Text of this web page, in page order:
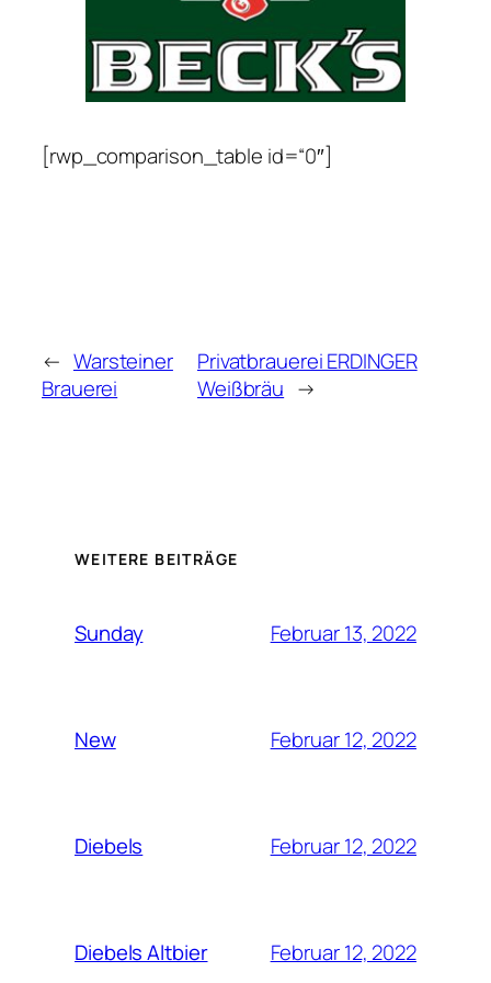
[rwp_comparison_table id=“0″]
← Warsteiner
Brauerei
Privatbrauerei ERDINGER
Weißbräu →
WEITERE BEITRÄGE
Sunday Februar 13, 2022
New Februar 12, 2022
Diebels Februar 12, 2022
Diebels Altbier Februar 12, 2022